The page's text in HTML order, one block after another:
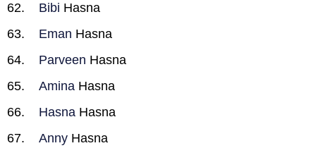
Bibi Hasna
Eman Hasna
Parveen Hasna
Amina Hasna
Hasna Hasna
Anny Hasna